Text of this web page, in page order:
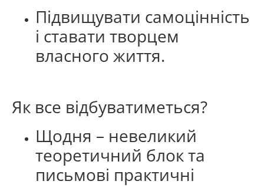
Підвищувати самоцінність
і ставати творцем
власного життя.
Як все відбуватиметься?
Щодня – невеликий
теоретичний блок та
письмові практичні